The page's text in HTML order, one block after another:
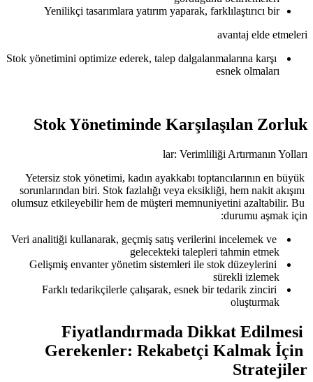
Yenilikçi tasarımlara yatırım
Stok yönetimini optimize ederek, talep
Stok Yönetiminde
Yetersiz stok yönetimi, kadın
sorunlarından biri. Stok fazlalığı
olumsuz etkileyebilir hem de
Veri analitiği kullanarak, geçmiş
Gelişmiş envanter yönetim
Farklı tedarikçilerle
Gerekenler: